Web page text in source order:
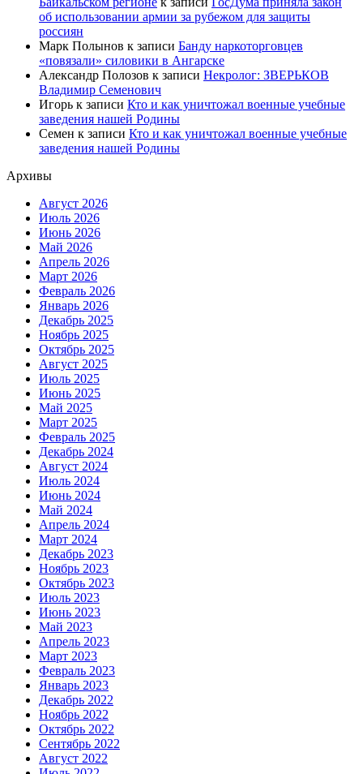
об использовании армии за рубежом для защиты
россиян
Марк Полынов к записи Банду наркоторговцев
«повязали» силовики в Ангарске
Александр Полозов к записи Некролог: ЗВЕРЬКОВ
Владимир Семенович
Игорь к записи Кто и как уничтожал военные учебные
заведения нашей Родины
Семен к записи Кто и как уничтожал военные учебные
заведения нашей Родины
Архивы
Август 2026
Июль 2026
Июнь 2026
Май 2026
Апрель 2026
Март 2026
Февраль 2026
Январь 2026
Декабрь 2025
Ноябрь 2025
Октябрь 2025
Август 2025
Июль 2025
Июнь 2025
Май 2025
Март 2025
Февраль 2025
Декабрь 2024
Август 2024
Июль 2024
Июнь 2024
Май 2024
Апрель 2024
Март 2024
Декабрь 2023
Ноябрь 2023
Октябрь 2023
Июль 2023
Июнь 2023
Май 2023
Апрель 2023
Март 2023
Февраль 2023
Январь 2023
Декабрь 2022
Ноябрь 2022
Октябрь 2022
Сентябрь 2022
Август 2022